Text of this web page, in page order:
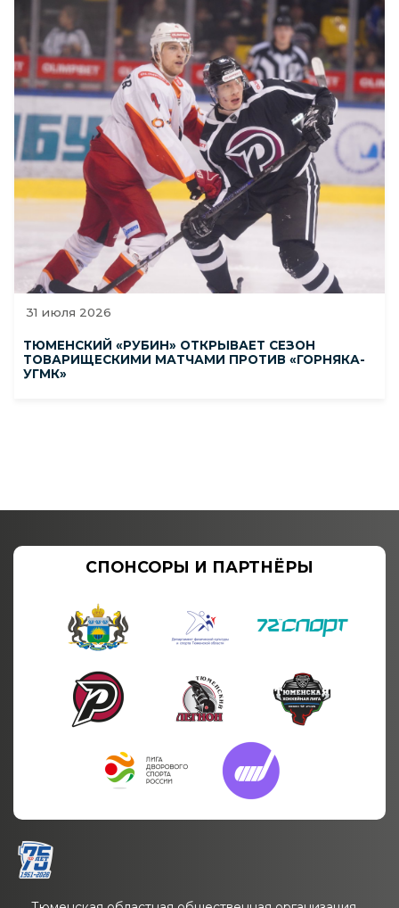
31 июля 2026
ТЮМЕНСКИЙ «РУБИН» ОТКРЫВАЕТ СЕЗОН
ТОВАРИЩЕСКИМИ МАТЧАМИ ПРОТИВ «ГОРНЯКА-
УГМК»
СПОНСОРЫ И ПАРТНЁРЫ